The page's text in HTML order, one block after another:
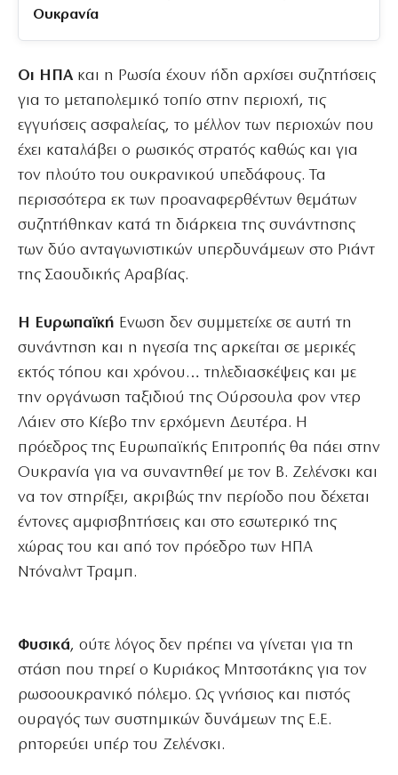
Ουκρανία
Οι ΗΠΑ και η Ρωσία έχουν ήδη αρχίσει συζητήσεις
για το μεταπολεμικό τοπίο στην περιοχή, τις
εγγυήσεις ασφαλείας, το μέλλον των περιοχών που
έχει καταλάβει ο ρωσικός στρατός καθώς και για
τον πλούτο του ουκρανικού υπεδάφους. Τα
περισσότερα εκ των προαναφερθέντων θεμάτων
συζητήθηκαν κατά τη διάρκεια της συνάντησης
των δύο ανταγωνιστικών υπερδυνάμεων στο Ριάντ
της Σαουδικής Αραβίας.
Η Ευρωπαϊκή Ενωση δεν συμμετείχε σε αυτή τη
συνάντηση και η ηγεσία της αρκείται σε μερικές
εκτός τόπου και χρόνου… τηλεδιασκέψεις και με
την οργάνωση ταξιδιού της Ούρσουλα φον ντερ
Λάιεν στο Κίεβο την ερχόμενη Δευτέρα. Η
πρόεδρος της Ευρωπαϊκής Επιτροπής θα πάει στην
Ουκρανία για να συναντηθεί με τον Β. Ζελένσκι και
να τον στηρίξει, ακριβώς την περίοδο που δέχεται
έντονες αμφισβητήσεις και στο εσωτερικό της
χώρας του και από τον πρόεδρο των ΗΠΑ
Ντόναλντ Τραμπ.
Φυσικά, ούτε λόγος δεν πρέπει να γίνεται για τη
στάση που τηρεί ο Κυριάκος Μητσοτάκης για τον
ρωσοουκρανικό πόλεμο. Ως γνήσιος και πιστός
ουραγός των συστημικών δυνάμεων της Ε.Ε.
ρητορεύει υπέρ του Ζελένσκι.